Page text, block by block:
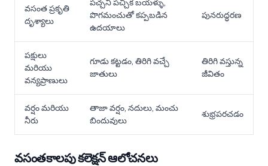
వసంత ప్రకృతి
దృశ్యాలు
పచ్చని పచ్చిక బయళ్ళు,
పొగమంచుతో కప్పబడిన
ఉదయాలు
పునరుద్ధరణ
పక్షులు
మరియు
వన్యప్రాణులు
గూడు కట్టడం, తిరిగి వచ్చే
జాతులు
తిరిగి వస్తున్న
జీవితం
వర్షం మరియు
నీరు
తాజా వర్షం, నదులు, మంచు
బిందువులు
శుభ్రపరచడం
వసంతకాలపు కలెక్షన్ ఆలోచనలు